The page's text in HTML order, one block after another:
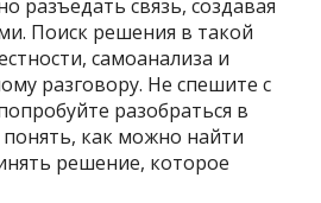
разъедать связь, создавая
Поиск решения в такой
самоанализа и
разговору. Не спешите с
разобраться в
как можно найти
решение, которое